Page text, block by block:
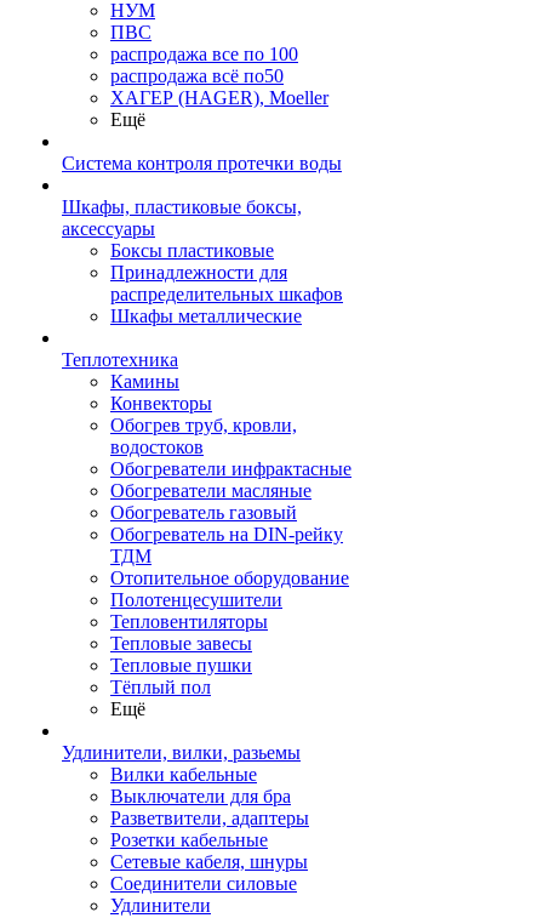
НУМ
ПВС
распродажа все по 100
распродажа всё по50
ХАГЕР (HAGER), Moeller
Ещё
Система контроля протечки воды
Шкафы, пластиковые боксы,
аксессуары
Боксы пластиковые
Принадлежности для
распределительных шкафов
Шкафы металлические
Теплотехника
Камины
Конвекторы
Обогрев труб, кровли,
водостоков
Обогреватели инфрактасные
Обогреватели масляные
Обогреватель газовый
Обогреватель на DIN-рейку
ТДМ
Отопительное оборудование
Полотенцесушители
Тепловентиляторы
Тепловые завесы
Тепловые пушки
Тёплый пол
Ещё
Удлинители, вилки, разьемы
Вилки кабельные
Выключатели для бра
Разветвители, адаптеры
Розетки кабельные
Сетевые кабеля, шнуры
Соединители силовые
Удлинители